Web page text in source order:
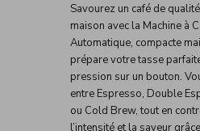
Savourez un café de
maison avec la Machine à
Automatique, compacte
prépare votre tasse
pression sur un bouton.
entre Espresso, Double
ou Cold Brew, tout en
l’intensité et la saveur